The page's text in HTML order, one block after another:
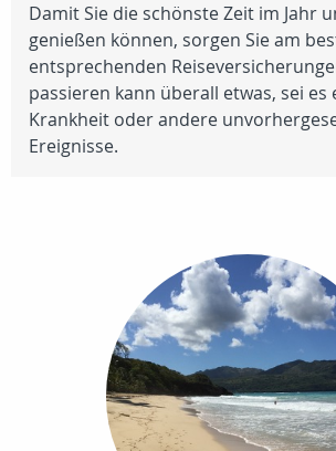
Damit Sie die schönste Zeit im Jahr
genießen können, sorgen Sie am
entsprechenden
passieren kann überall etwas, sei es
Krankheit oder andere
Ereignisse.